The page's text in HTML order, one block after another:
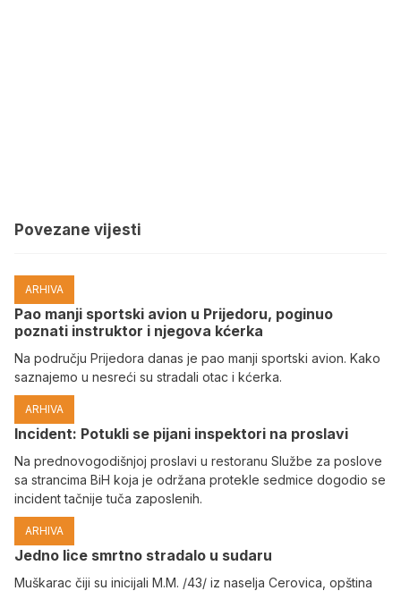
Povezane vijesti
ARHIVA
Pao manji sportski avion u Prijedoru, poginuo
poznati instruktor i njegova kćerka
Na području Prijedora danas je pao manji sportski avion. Kako
saznajemo u nesreći su stradali otac i kćerka.
ARHIVA
Incident: Potukli se pijani inspektori na proslavi
Na prednovogodišnjoj proslavi u restoranu Službe za poslove
sa strancima BiH koja je održana protekle sedmice dogodio se
incident tačnije tuča zaposlenih.
ARHIVA
Јedno lice smrtno stradalo u sudaru
Muškarac čiji su inicijali M.M. /43/ iz naselja Cerovica, opština